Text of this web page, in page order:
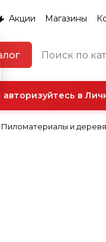
Акции Магазины
в
Пиломатериалы и